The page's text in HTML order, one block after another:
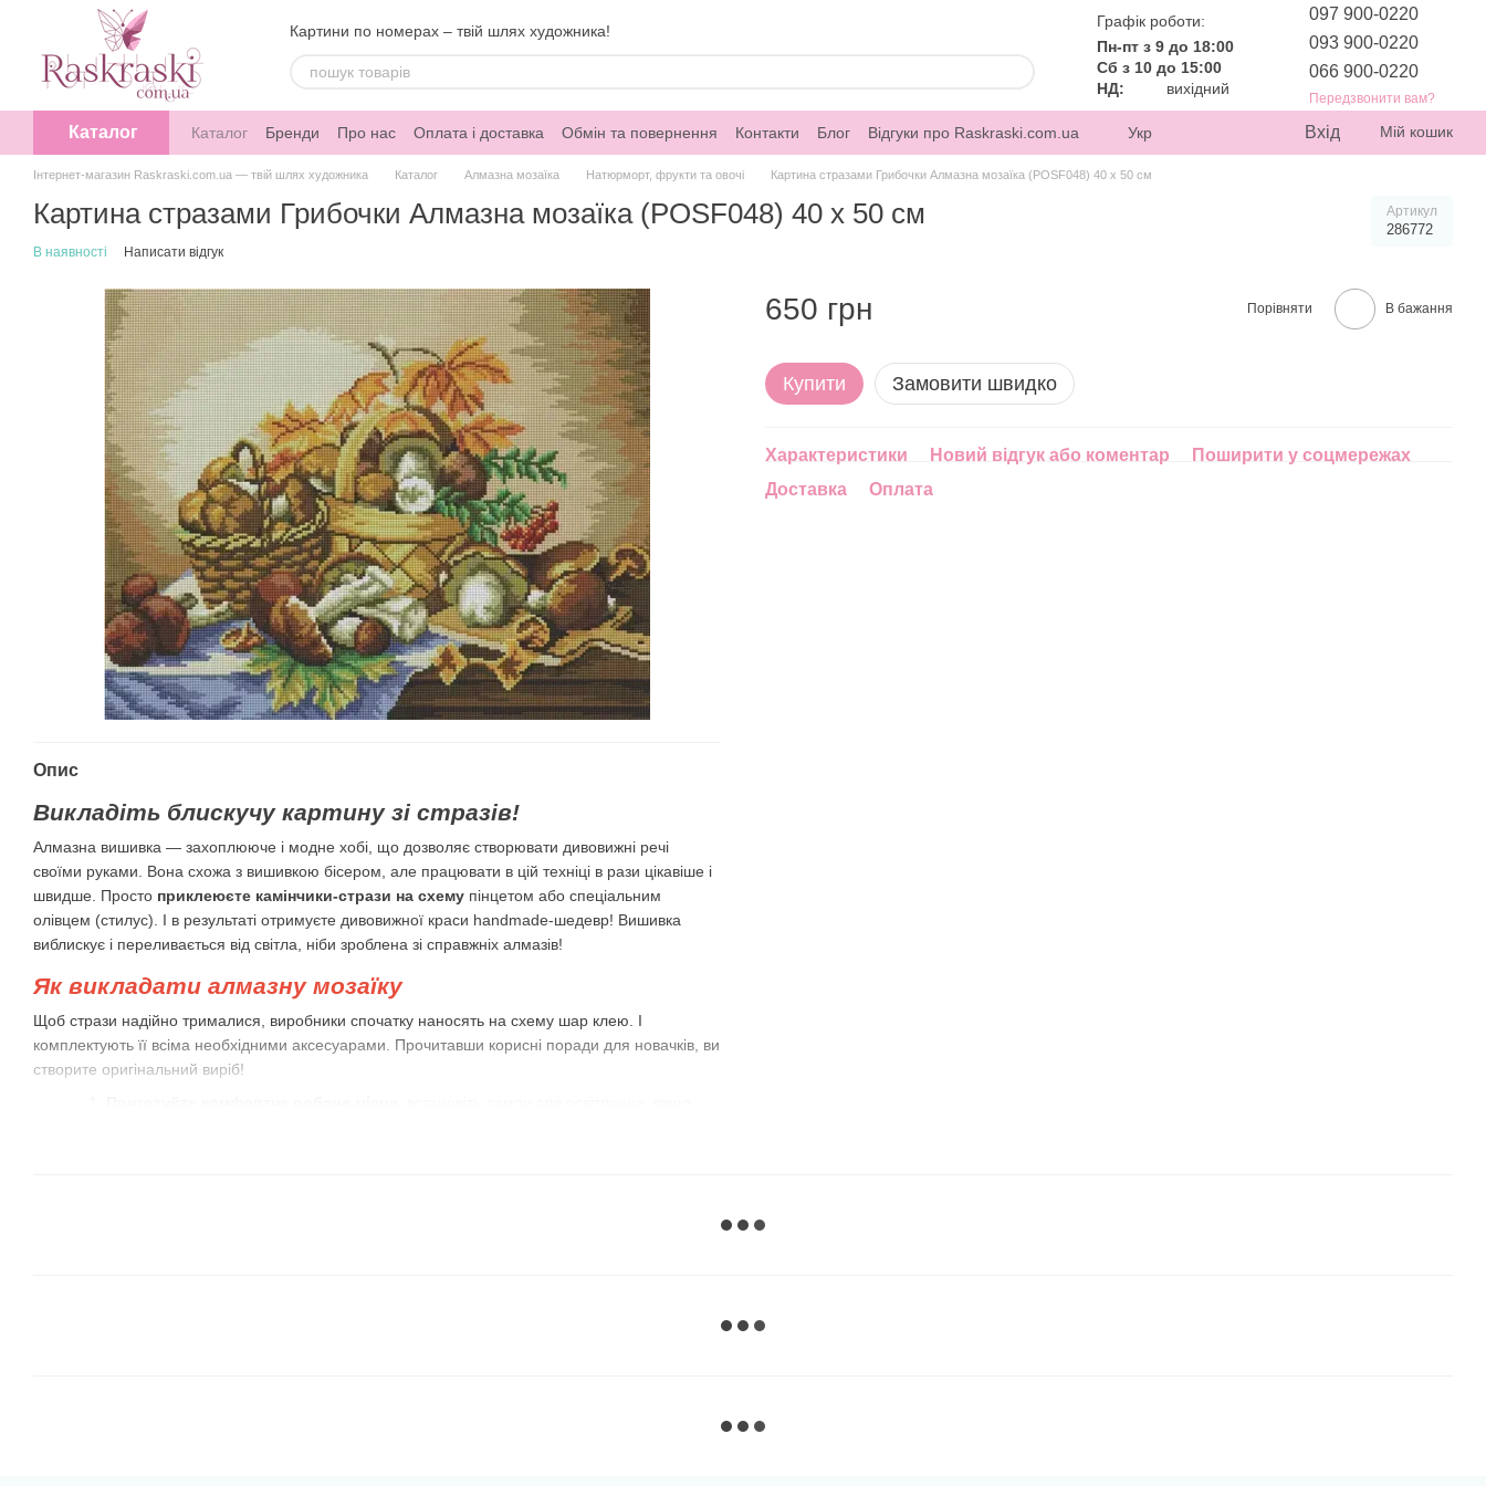
Перейти до основного контенту
Картини по номерах – твій шлях художника!
Графік роботи:
Пн-пт з 9 до 18:00
Сб з 10 до 15:00
НД:
вихідний
097 900-0220
093 900-0220
066 900-0220
Передзвонити вам?
Каталог Каталог Бренди Про нас Оплата і доставка Обмін та повернення Контакти Блог Відгуки про Raskraski.com.ua Укр Вхід Мій кошик
Інтернет-магазин Raskraski.com.ua — твій шлях художника Каталог Алмазна мозаїка Натюрморт, фрукти та овочі Картина стразами Грибочки Алмазна мозаїка (POSF048) 40 х 50 см
Картина стразами Грибочки Алмазна мозаїка (POSF048) 40 х 50 см Артикул
286772
В наявності Написати відгук
Опис
Викладіть блискучу картину зі стразів!
Алмазна вишивка — захоплююче і модне хобі, що дозволяє створювати дивовижні речі
своїми руками. Вона схожа з вишивкою бісером, але працювати в цій техніці в рази цікавіше і
швидше. Просто приклеюєте камінчики-стрази на схему пінцетом або спеціальним
олівцем (стилус). І в результаті отримуєте дивовижної краси handmade-шедевр! Вишивка
виблискує і переливається від світла, ніби зроблена зі справжніх алмазів!
Як викладати алмазну мозаїку
Щоб стрази надійно трималися, виробники спочатку наносять на схему шар клею. І
комплектують її всіма необхідними аксесуарами. Прочитавши корисні поради для новачків, ви
створите оригінальний виріб!
650 грн Порівняти В бажання
Купити Замовити швидко
Характеристики Новий відгук або коментар
Поширити у соцмережах
Доставка
Оплата